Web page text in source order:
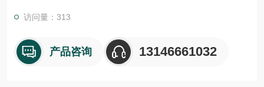
访问量：313
产品咨询 13146661032